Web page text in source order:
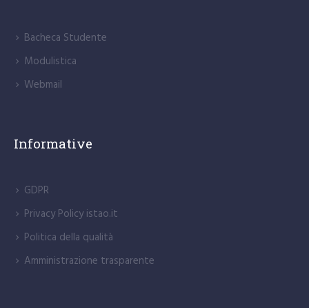
Bacheca Studente
Modulistica
Webmail
Informative
GDPR
Privacy Policy istao.it
Politica della qualità
Amministrazione trasparente